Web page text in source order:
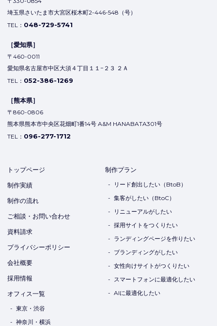
埼玉県さいたま市大宮区桜木町2-446-548（号）
TEL： 048-729-5741
［愛知県］
〒460-0011
愛知県名古屋市中区大須４丁目１１−２３ ２Ａ
TEL： 052-386-1269
［熊本県］
〒860-0806
熊本県熊本市中央区花畑町1番14号 A&M HANABATA301号
TEL： 096-277-1712
トップページ
制作実績
制作の流れ
ご相談・お問い合わせ
資料請求
プライバシーポリシー
会社概要
採用情報
オフィス一覧
東京・渋谷
神奈川・横浜
制作プラン
リード創出したい（BtoB）
集客がしたい（BtoC）
リニューアルがしたい
採用サイトをつくりたい
ランディングページを作りたい
ブランディングがしたい
女性向けサイトがつくりたい
スマートフォンに最適化したい
AIに最適化したい